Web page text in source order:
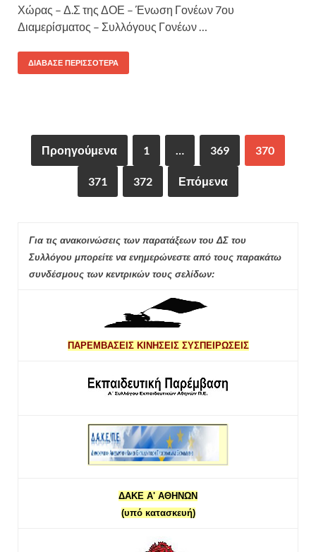
Χώρας – Δ.Σ της ΔΟΕ – Ένωση Γονέων 7ου
Διαμερίσματος – Συλλόγους Γονέων …
ΔΙΆΒΑΣΕ ΠΕΡΙΣΣΌΤΕΡΑ
Προηγούμενα 1 … 369 370
371 372 Επόμενα
Για τις ανακοινώσεις των παρατάξεων του ΔΣ του
Συλλόγου μπορείτε να ενημερώνεστε από τους παρακάτω
συνδέσμους των κεντρικών τους σελίδων:
ΠΑΡΕΜΒΑΣΕΙΣ ΚΙΝΗΣΕΙΣ ΣΥΣΠΕΙΡΩΣΕΙΣ
ΔΑΚΕ Α' ΑΘΗΝΩΝ
(υπό κατασκευή)